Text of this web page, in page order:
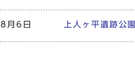
8月6日 上人ヶ平遺跡公